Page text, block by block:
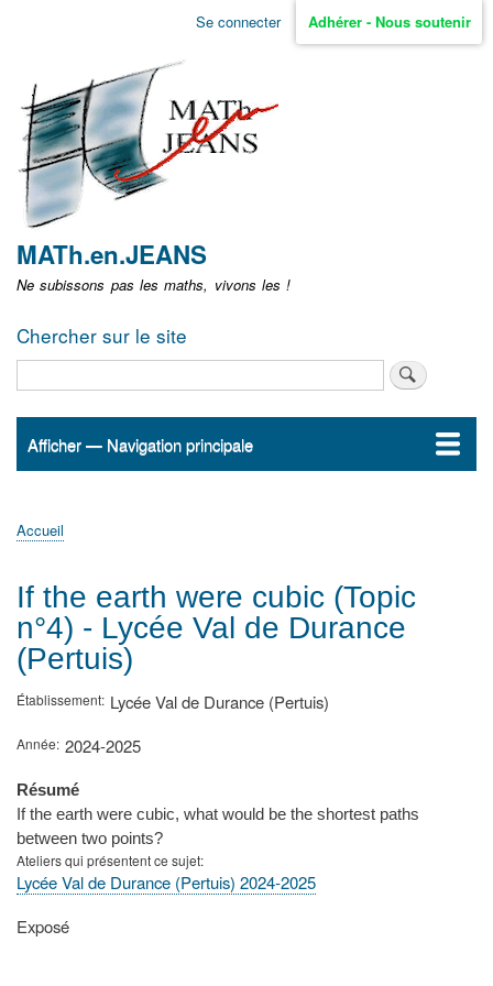
Aller
non
identifié
Se connecter Adhérer - Nous soutenir
MATh.en.JEANS
Ne subissons pas les maths, vivons les !
Chercher sur le site
Navigation
Afficher — Navigation principale
Accueil
ActualitésMATh.en.JEANS ?
Régions et Ateliers
Créer, gérer un atelier
Sujets/Publications
Congrès
d'Ariane
Accueil
If the earth were cubic (Topic
n°4) - Lycée Val de Durance
(Pertuis)
Établissement Lycée Val de Durance (Pertuis)
Année 2024-2025
Résumé
If the earth were cubic, what would be the shortest paths
between two points?
Ateliers qui présentent ce sujet
Lycée Val de Durance (Pertuis) 2024-2025
Type
Exposé